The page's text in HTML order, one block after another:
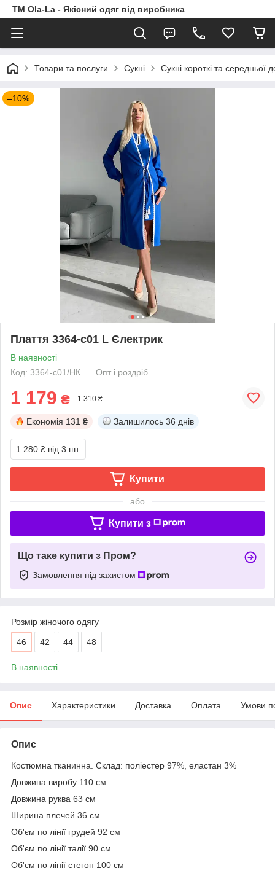
TM Ola-La - Якісний одяг від виробника
Товари та послуги Сукні Сукні короткі та середньої
–10%
Плаття 3364-c01 L Єлектрик
В наявності
Код: 3364-c01/НК
Опт і роздріб
1 179 ₴ 1 310 ₴
Економія 131 ₴ Залишилось 36 днів
1 280 ₴ від 3 шт.
Купити
або
Купити з
Що таке купити з Пром?
Замовлення під захистом
Розмір жіночого одягу
46 42 44 48
В наявності
Опис Характеристики Доставка Оплата Умови
Опис
Костюмна тканинна. Склад: поліестер 97%, еластан 3%
Довжина виробу 110 см
Довжина руква 63 см
Ширина плечей 36 см
Об'єм по лінії грудей 92 см
Об'єм по лінії талії 90 см
Об'єм по лінії стегон 100 см